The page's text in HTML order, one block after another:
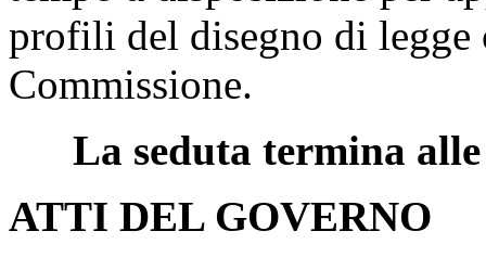
profili del disegno di legge
Commissione.
La seduta termina
ATTI DEL GOVERNO